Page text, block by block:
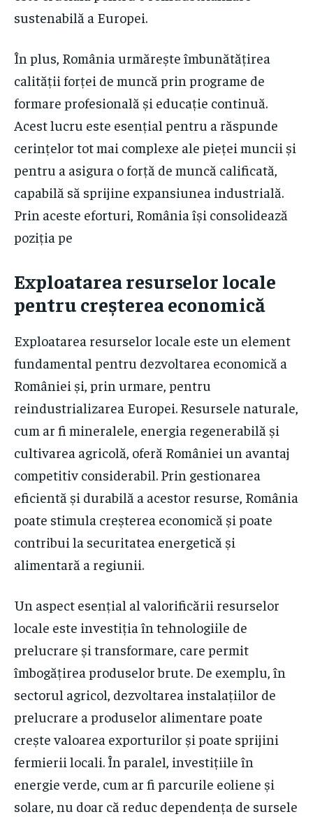
sustenabilă a Europei.
În plus, România urmărește îmbunătățirea
calității forței de muncă prin programe de
formare profesională și educație continuă.
Acest lucru este esențial pentru a răspunde
cerințelor tot mai complexe ale pieței muncii și
pentru a asigura o forță de muncă calificată,
capabilă să sprijine expansiunea industrială.
Prin aceste eforturi, România își consolidează
poziția pe
Exploatarea resurselor locale
pentru creșterea economică
Exploatarea resurselor locale este un element
fundamental pentru dezvoltarea economică a
României și, prin urmare, pentru
reindustrializarea Europei. Resursele naturale,
cum ar fi mineralele, energia regenerabilă și
cultivarea agricolă, oferă României un avantaj
competitiv considerabil. Prin gestionarea
eficientă și durabilă a acestor resurse, România
poate stimula creșterea economică și poate
contribui la securitatea energetică și
alimentară a regiunii.
Un aspect esențial al valorificării resurselor
locale este investiția în tehnologiile de
prelucrare și transformare, care permit
îmbogățirea produselor brute. De exemplu, în
sectorul agricol, dezvoltarea instalațiilor de
prelucrare a produselor alimentare poate
crește valoarea exporturilor și poate sprijini
fermierii locali. În paralel, investițiile în
energie verde, cum ar fi parcurile eoliene și
solare, nu doar că reduc dependența de sursele